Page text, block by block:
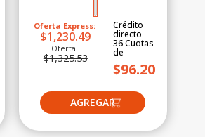
Oferta Express:
$1,230.49
Oferta:
$1,325.53
Crédito
directo
36Cuotas
de
$96.20